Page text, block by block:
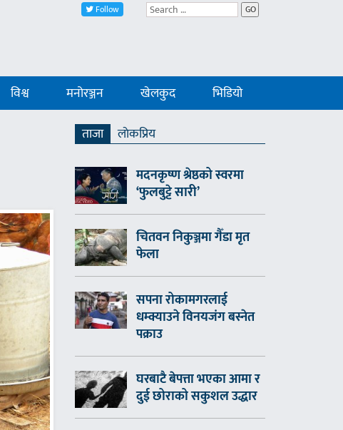
Follow GO
विश्व मनोरञ्जन खेलकुद भिडियो
ताजा
लाेकप्रिय
मदनकृष्ण श्रेष्ठको स्वरमा
‘फुलबुट्टे सारी’
चितवन निकुञ्जमा गैँडा मृत
फेला
सपना रोकामगरलाई
धम्क्याउने विनयजंग बस्नेत
पक्राउ
घरबाटै बेपत्ता भएका आमा र
दुई छोराको सकुशल उद्धार